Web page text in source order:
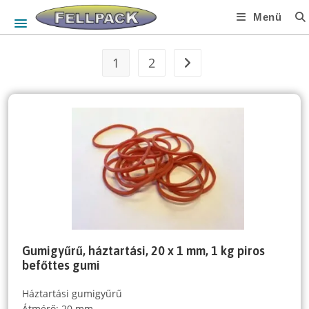
Menü
1 2
Gumigyűrű, háztartási, 20 x 1 mm, 1 kg piros
befőttes gumi
Háztartási gumigyűrű